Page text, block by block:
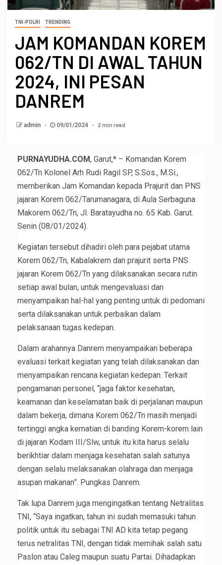
TNI-POLRI TRENDING
JAM KOMANDAN KOREM
062/TN DI AWAL TAHUN
2024, INI PESAN
DANREM
admin 09/01/2024 2 min read
PURNAYUDHA.COM, Garut,* – Komandan Korem
062/Tn Kolonel Arh Rudi Ragil SP, S.Sos., M.Si.,
memberikan Jam Komandan kepada Prajurit dan PNS
jajaran Korem 062/Tarumanagara, di Aula Serbaguna
Makorem 062/Tn, Jl. Baratayudha no. 65 Kab. Garut.
Senin (08/01/2024).
Kegiatan tersebut dihadiri oleh para pejabat utama
Korem 062/Tn, Kabalakrem dan prajurit serta PNS
jajaran Korem 062/Tn yang dilaksanakan secara rutin
setiap awal bulan, untuk mengevaluasi dan
menyampaikan hal-hal yang penting untuk di pedomani
serta dilaksanakan untuk perbaikan dalam
pelaksanaan tugas kedepan.
Dalam arahannya Danrem menyampaikan beberapa
evaluasi terkait kegiatan yang telah dilaksanakan dan
menyampaikan rencana kegiatan kedepan. Terkait
pengamanan personel, “jaga faktor kesehatan,
keamanan dan keselamatan baik di perjalanan maupun
dalam bekerja, dimana Korem 062/Tn masih menjadi
tertinggi angka kematian di banding Korem-korem lain
di jajaran Kodam III/Slw, untuk itu kita harus selalu
berikhtiar dalam menjaga kesehatan salah satunya
dengan selalu melaksanakan olahraga dan menjaga
asupan makanan”. Pungkas Danrem.
Tak lupa Danrem juga mengingatkan tentang Netralitas
TNI, “Saya ingatkan, tahun ini sudah memasuki tahun
politik untuk itu sebagai TNI AD kita tetap pegang
terus netralitas TNI, dengan tidak memihak salah satu
Paslon atau Caleg maupun suatu Partai. Dihadapkan